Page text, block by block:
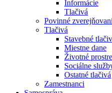
Informácie
Tlačivá
Povinné
Tlačivá
Stavebné
Miestne dane
Životné
Sociálne
Ostatné tlačivá
Zamestnanci